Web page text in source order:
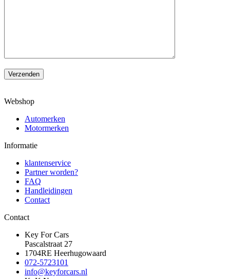
Verzenden
Webshop
Automerken
Motormerken
Informatie
klantenservice
Partner worden?
FAQ
Handleidingen
Contact
Contact
Key For Cars
Pascalstraat 27
1704RE Heerhugowaard
072-5723101
info@keyforcars.nl